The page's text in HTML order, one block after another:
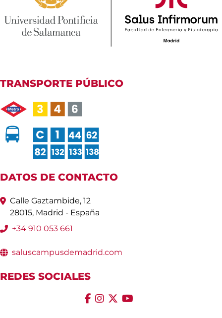
TRANSPORTE PÚBLICO
DATOS DE CONTACTO
Calle Gaztambide, 12
28015, Madrid - España
+34 910 053 661
saluscampusdemadrid.com
REDES SOCIALES